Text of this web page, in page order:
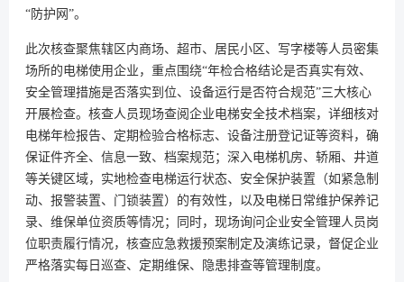
“防护网”。
此次核查聚焦辖区内商场、超市、居民小区、写字楼等人员密集
场所的电梯使用企业，重点围绕“年检合格结论是否真实有效、
安全管理措施是否落实到位、设备运行是否符合规范”三大核心
开展检查。核查人员现场查阅企业电梯安全技术档案，详细核对
电梯年检报告、定期检验合格标志、设备注册登记证等资料，确
保证件齐全、信息一致、档案规范；深入电梯机房、轿厢、井道
等关键区域，实地检查电梯运行状态、安全保护装置（如紧急制
动、报警装置、门锁装置）的有效性，以及电梯日常维护保养记
录、维保单位资质等情况；同时，现场询问企业安全管理人员岗
位职责履行情况，核查应急救援预案制定及演练记录，督促企业
严格落实每日巡查、定期维保、隐患排查等管理制度。